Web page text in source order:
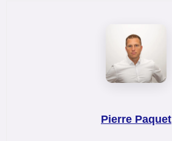
Pierre Paquet